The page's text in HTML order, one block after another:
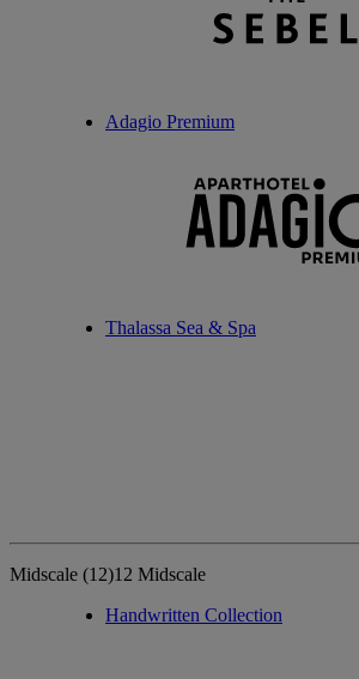
Adagio Premium
Thalassa Sea & Spa
Midscale (12)12 Midscale
Handwritten Collection